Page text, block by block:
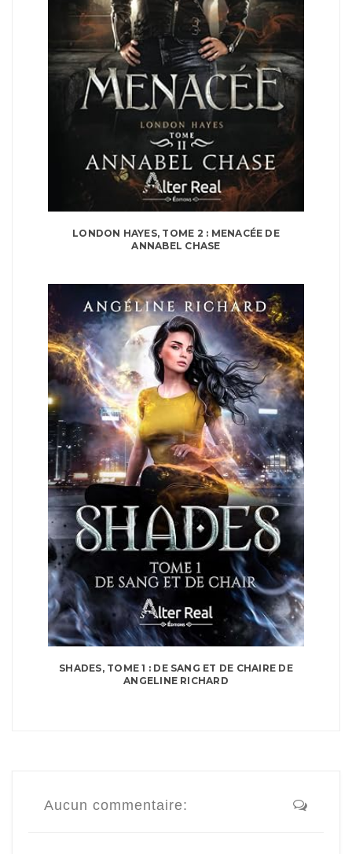
LONDON HAYES, TOME 2 : MENACÉE DE
ANNABEL CHASE
SHADES, TOME 1 : DE SANG ET DE CHAIRE DE
ANGELINE RICHARD
Aucun commentaire: